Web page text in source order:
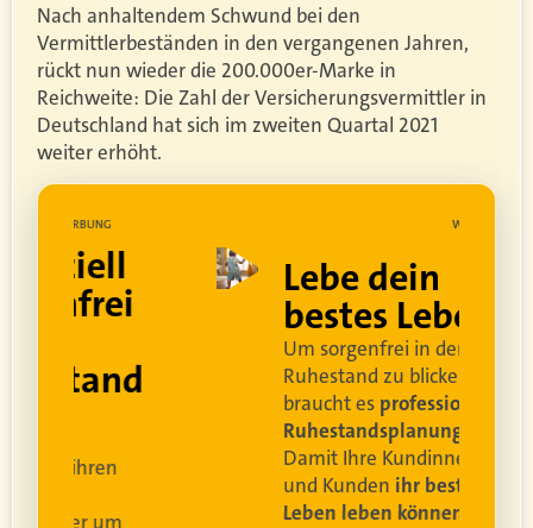
Nach anhaltendem Schwund bei den
Vermittlerbeständen in den vergangenen Jahren,
rückt nun wieder die 200.000er-Marke in
Reichweite: Die Zahl der Versicherungsvermittler in
Deutschland hat sich im zweiten Quartal 2021
weiter erhöht.
Lebe dein
bestes Leben
Um sorgenfrei in den
Ruhestand zu blicken,
braucht esprofessionelle
Ruhestandsplanung.
Damit Ihre Kundinnen
und Kundenihr bestes
Leben leben können.